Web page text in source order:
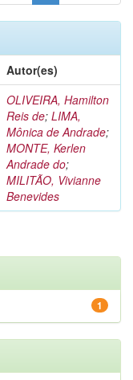
Autor(es)
OLIVEIRA, Hamilton
Reis de; LIMA,
Mônica de Andrade;
MONTE, Kerlen
Andrade do;
MILITÃO, Vivianne
Benevides
1